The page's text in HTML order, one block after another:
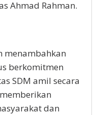
Ahmad Rahman.
menambahkan
berkomitmen
SDM amil secara
dan